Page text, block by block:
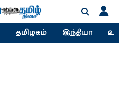
தமிழகம் இந்தியா